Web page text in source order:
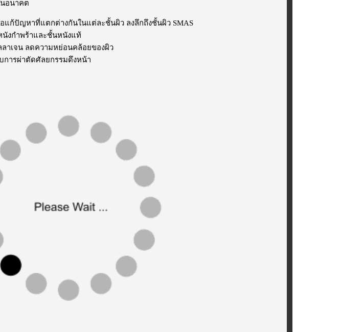
นอนาคต
แก้ปัญหาที่แตกต่างกันในแต่ละชั้นผิว ลงลึกถึงชั้นผิว SMAS
นังกำพร้าและชั้นหนังแท้
าเจน ลดความหย่อนคล้อยของผิว
การผ่าตัดศัลยกรรมดึงหน้า